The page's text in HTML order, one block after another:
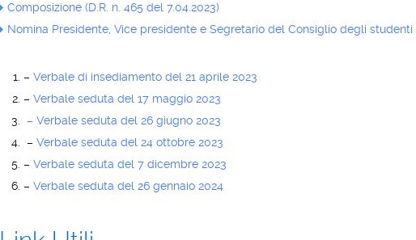
Composizione (D.R. n. 465 del 7.04.2023)
Nomina Presidente, Vice presidente e Segretario del Consiglio degli studenti
– Verbale di insediamento del 21 aprile 2023
– Verbale seduta del 17 maggio 2023
– Verbale seduta del 26 giugno 2023
– Verbale seduta del 24 ottobre 2023
– Verbale seduta del 7 dicembre 2023
– Verbale seduta del 26 gennaio 2024